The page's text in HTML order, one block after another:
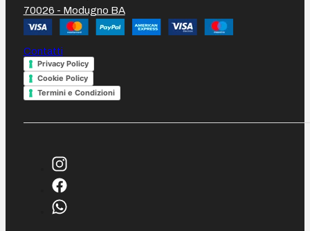
70026 - Modugno BA
Contatti
Privacy Policy
Cookie Policy
Termini e Condizioni